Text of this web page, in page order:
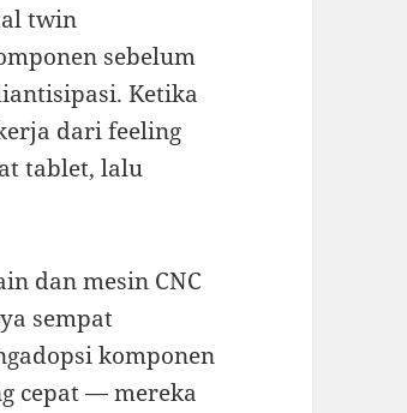
twin
sebelum
Ketika
dari feeling
tablet, lalu
dan mesin CNC
sempat
komponen
cepat — mereka